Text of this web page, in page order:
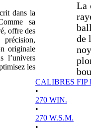
dans la
sa
offre des
originale
l’univers
les
La
de
CALIBRES FIP
•
270 WIN.
•
270 W.S.M.
•